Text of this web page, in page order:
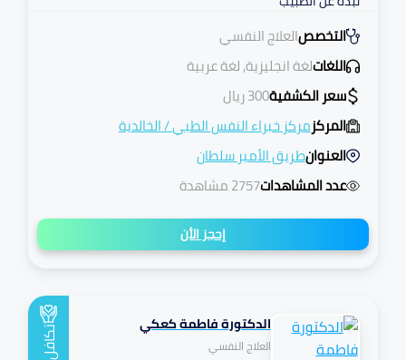
التخصصالعلاج النفسي
اللغاتلغة انجليزية, لغة عربية
سعر الكشفية300ريال
المركزمركز خبراء النفس الطبي/الخالدية
العنوانطريق الأمير سلطان
عدد المشاهدات2757 مشاهدة
إحجز الأن
الدكتورة فاطمة كعكي
العلاج النفسي تكافل